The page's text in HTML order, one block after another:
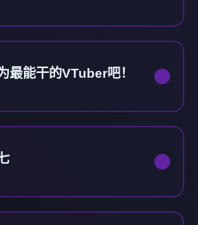
最能干的VTuber吧！